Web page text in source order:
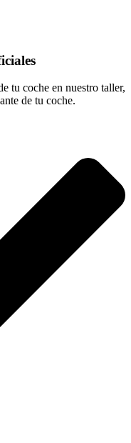
tu coche en nuestro taller,
de tu coche.